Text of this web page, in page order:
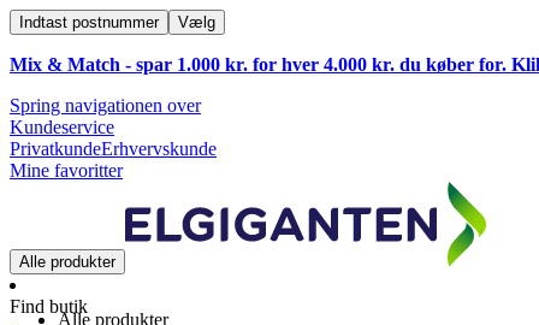
Indtast postnummer Vælg
Mix & Match - spar 1.000 kr. for hver 4.000 kr. du køber for.
Spring navigationen over
Kundeservice
PrivatkundeErhvervskunde
Mine favoritter
Alle produkter
Find butik
Alle produkter